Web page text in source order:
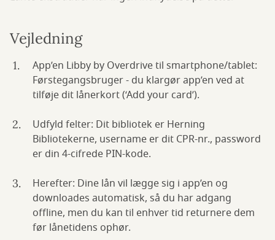
Vejledning
App’en Libby by Overdrive til smartphone/tablet:
Førstegangsbruger - du klargør app’en ved at
tilføje dit lånerkort (‘Add your card’).
Udfyld felter: Dit bibliotek er Herning
Bibliotekerne, username er dit CPR-nr., password
er din 4-cifrede PIN-kode.
Herefter: Dine lån vil lægge sig i app’en og
downloades automatisk, så du har adgang
offline, men du kan til enhver tid returnere dem
før lånetidens ophør.